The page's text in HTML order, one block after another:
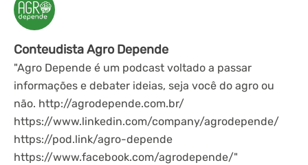
Conteudista Agro Depende
"Agro Depende é um podcast voltado a passar
informações e debater ideias, seja você do agro ou
não. http://agrodepende.com.br/
https://www.linkedin.com/company/agrodepende/
https://pod.link/agro-depende
https://www.facebook.com/agrodepende/"